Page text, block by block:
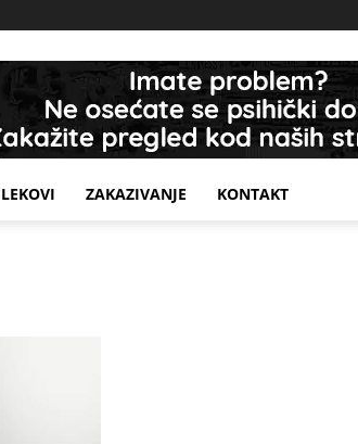
LEKOVI ZAKAZIVANJE KONTAKT